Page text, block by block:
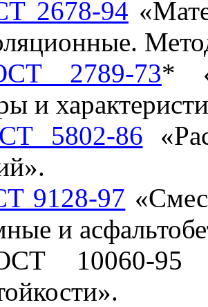
2678-94
2789-73*
и
5802-86
9128-97
и
10060-95